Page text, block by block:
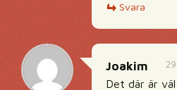
Svara
Joakim
Det där är